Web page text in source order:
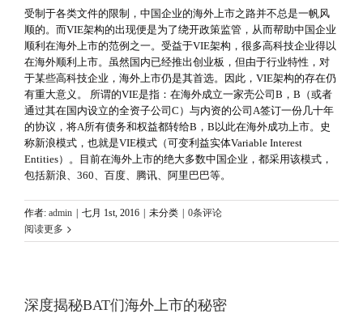
受制于各类文件的限制，中国企业的海外上市之路并不总是一帆风
顺的。而VIE架构的出现便是为了绕开政策监管，从而帮助中国企业
顺利在海外上市的范例之一。受益于VIE架构，很多高科技企业得以
在海外顺利上市。虽然国内已经推出创业板，但由于行业特性，对
于某些高科技企业，海外上市仍是其首选。因此，VIE架构的存在仍
有重大意义。 所谓的VIE是指：在海外成立一家壳公司B，B（或者
通过其在国内设立的全资子公司C）与内资的公司A签订一份几十年
的协议，将A所有债务和权益都转给B，B以此在海外成功上市。史
称新浪模式，也就是VIE模式（可变利益实体Variable Interest
Entities）。目前在海外上市的绝大多数中国企业，都采用该模式，
包括新浪、360、百度、腾讯、阿里巴巴等。
作者: admin | 七月 1st, 2016 | 未分类 | 0条评论
阅读更多
深度揭秘BAT们海外上市的秘密